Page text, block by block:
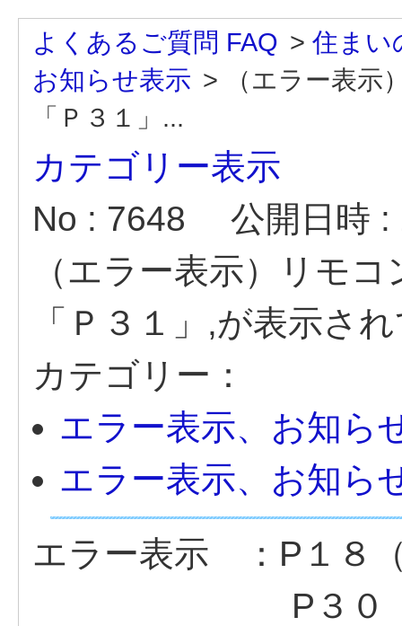
よくあるご質問 FAQ > 住まい
お知らせ表示 >
（エラー表
「Ｐ３１」...
カテゴリー表示
No : 7648
公開日時
（エラー表示）リモ
「Ｐ３１」,が表示さ
カテゴリー：
エラー表示、お知ら
エラー表示、お知ら
エラー表示 ：P１８
P３０（ふろ